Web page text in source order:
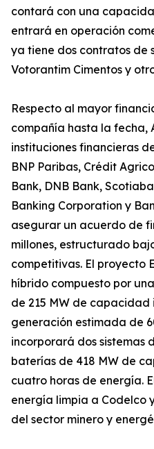
contará con una
entrará en operación
ya tiene dos contratos de
Votorantim Cimentos y
Respecto al mayor
compañía hasta la fecha,
instituciones financieras
BNP Paribas, Crédit
Bank, DNB Bank,
Banking Corporation y
asegurar un acuerdo de
millones, estructurado
competitivas. El proyecto
híbrido compuesto por
de 215 MW de
generación estimada de
incorporará dos sistemas
baterías de 418 MW de
cuatro horas de energía.
energía limpia a Codelco
del sector minero y